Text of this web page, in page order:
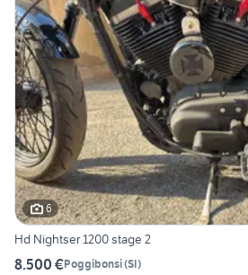
6
Hd Nightser 1200 stage 2
8.500 €Poggibonsi(SI)